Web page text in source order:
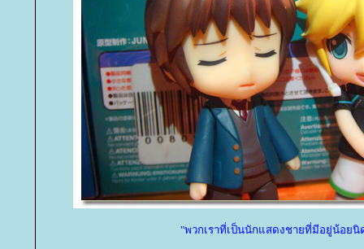
"พวกเราที่เป็นนักแสดงชายที่มีอยู่น้อยนิ